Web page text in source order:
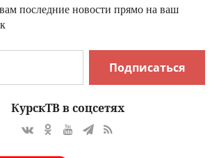
последние новости прямо на ваш
Подписаться
КурскТВ в соцсетях